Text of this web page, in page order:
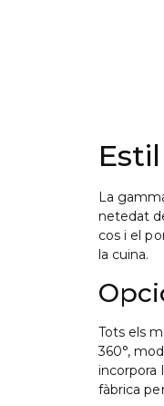
La
netedat
cos i el
la cuina.
Tots els
360°,
incorpora
fàbrica